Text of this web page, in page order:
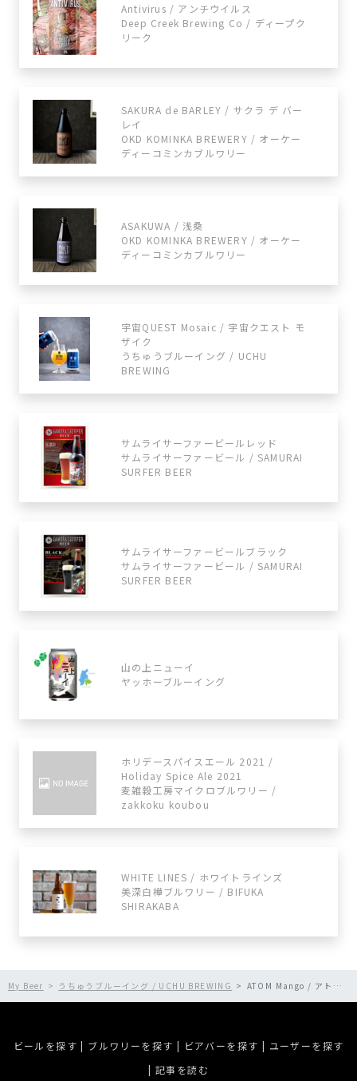
Antivirus / アンチウイルス
Deep Creek Brewing Co / ディープク
リーク
SAKURA de BARLEY / サクラ デ バー
レイ
OKD KOMINKA BREWERY / オーケー
ディーコミンカブルワリー
ASAKUWA / 浅桑
OKD KOMINKA BREWERY / オーケー
ディーコミンカブルワリー
宇宙QUEST Mosaic / 宇宙クエスト モ
ザイク
うちゅうブルーイング / UCHU
BREWING
サムライサーファービールレッド
サムライサーファービール / SAMURAI
SURFER BEER
サムライサーファービールブラック
サムライサーファービール / SAMURAI
SURFER BEER
山の上ニューイ
ヤッホーブルーイング
ホリデースパイスエール 2021 /
Holiday Spice Ale 2021
麦雑穀工房マイクロブルワリー /
zakkoku koubou
WHITE LINES / ホワイトラインズ
美深白樺ブルワリー / BIFUKA
SHIRAKABA
My Beer うちゅうブルーイング / UCHU BREWING ATOM Mango / アトム マンゴー
ビールを探す | ブルワリーを探す | ビアバーを探す | ユーザーを探す
| 記事を読む